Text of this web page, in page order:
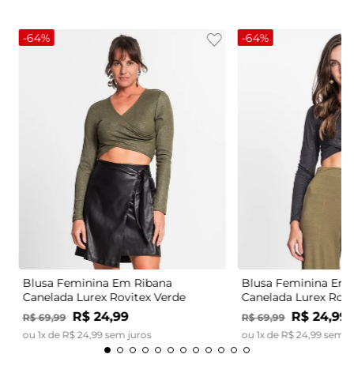
-64%
Blusa Feminina Em Ribana
Canelada Lurex Rovitex Verde
R$ 69,99 R$ 24,99
ou 1x de R$ 24,99sem juros
-64%
Blusa Feminina Em
Canelada Lurex
R$ 69,99 R$ 24,99
ou 1x de R$ 24,99sem